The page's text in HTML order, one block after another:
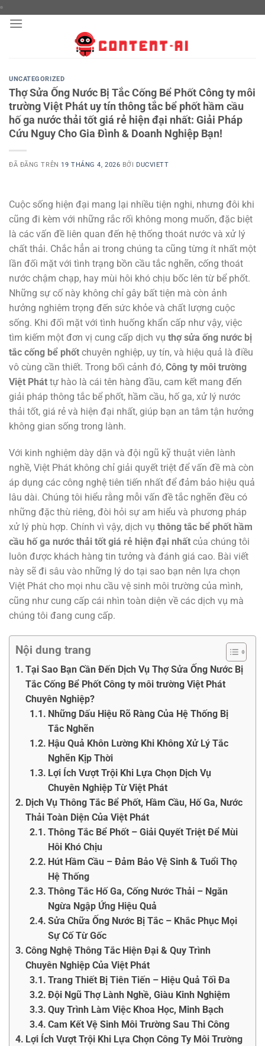
đến
UNCATEGORIZED
Thợ Sửa Ống Nước Bị Tắc Cống Bể Phốt Công ty môi
trường Việt Phát uy tín thông tắc bể phốt hầm cầu
hố ga nước thải tốt giá rẻ hiện đại nhất: Giải Pháp
Cứu Nguy Cho Gia Đình & Doanh Nghiệp Bạn!
ĐÃ ĐĂNG TRÊN 19 THÁNG 4, 2026 BỞI DUCVIETT
Cuộc sống hiện đại mang lại nhiều tiện nghi, nhưng đôi khi
cũng đi kèm với những rắc rối không mong muốn, đặc biệt
là các vấn đề liên quan đến hệ thống thoát nước và xử lý
chất thải. Chắc hẳn ai trong chúng ta cũng từng ít nhất một
lần đối mặt với tình trạng bồn cầu tắc nghẽn, cống thoát
nước chậm chạp, hay mùi hôi khó chịu bốc lên từ bể phốt.
Những sự cố này không chỉ gây bất tiện mà còn ảnh
hưởng nghiêm trọng đến sức khỏe và chất lượng cuộc
sống. Khi đối mặt với tình huống khẩn cấp như vậy, việc
tìm kiếm một đơn vị cung cấp dịch vụ thợ sửa ống nước bị
tắc cống bể phốt chuyên nghiệp, uy tín, và hiệu quả là điều
vô cùng cần thiết. Trong bối cảnh đó, Công ty môi trường
Việt Phát tự hào là cái tên hàng đầu, cam kết mang đến
giải pháp thông tắc bể phốt, hầm cầu, hố ga, xử lý nước
thải tốt, giá rẻ và hiện đại nhất, giúp bạn an tâm tận hưởng
không gian sống trong lành.
Với kinh nghiệm dày dặn và đội ngũ kỹ thuật viên lành
nghề, Việt Phát không chỉ giải quyết triệt để vấn đề mà còn
áp dụng các công nghệ tiên tiến nhất để đảm bảo hiệu quả
lâu dài. Chúng tôi hiểu rằng mỗi vấn đề tắc nghẽn đều có
những đặc thù riêng, đòi hỏi sự am hiểu và phương pháp
xử lý phù hợp. Chính vì vậy, dịch vụ thông tắc bể phốt hầm
cầu hố ga nước thải tốt giá rẻ hiện đại nhất của chúng tôi
luôn được khách hàng tin tưởng và đánh giá cao. Bài viết
này sẽ đi sâu vào những lý do tại sao bạn nên lựa chọn
Việt Phát cho mọi nhu cầu vệ sinh môi trường của mình,
cũng như cung cấp cái nhìn toàn diện về các dịch vụ mà
chúng tôi đang cung cấp.
Nội dung trang
Tại Sao Bạn Cần Đến Dịch Vụ Thợ Sửa Ống Nước Bị
Tắc Cống Bể Phốt Công ty môi trường Việt Phát
Chuyên Nghiệp?
Những Dấu Hiệu Rõ Ràng Của Hệ Thống Bị
Tắc Nghẽn
Hậu Quả Khôn Lường Khi Không Xử Lý Tắc
Nghẽn Kịp Thời
Lợi Ích Vượt Trội Khi Lựa Chọn Dịch Vụ
Chuyên Nghiệp Từ Việt Phát
Dịch Vụ Thông Tắc Bể Phốt, Hầm Cầu, Hố Ga, Nước
Thải Toàn Diện Của Việt Phát
Thông Tắc Bể Phốt – Giải Quyết Triệt Để Mùi
Hôi Khó Chịu
Hút Hầm Cầu – Đảm Bảo Vệ Sinh & Tuổi Thọ
Hệ Thống
Thông Tắc Hố Ga, Cống Nước Thải – Ngăn
Ngừa Ngập Ứng Hiệu Quả
Sửa Chữa Ống Nước Bị Tắc – Khắc Phục Mọi
Sự Cố Từ Gốc
Công Nghệ Thông Tắc Hiện Đại & Quy Trình
Chuyên Nghiệp Của Việt Phát
Trang Thiết Bị Tiên Tiến – Hiệu Quả Tối Đa
Đội Ngũ Thợ Lành Nghề, Giàu Kinh Nghiệm
Quy Trình Làm Việc Khoa Học, Minh Bạch
Cam Kết Vệ Sinh Môi Trường Sau Thi Công
Lợi Ích Vượt Trội Khi Lựa Chọn Công Ty Môi Trường